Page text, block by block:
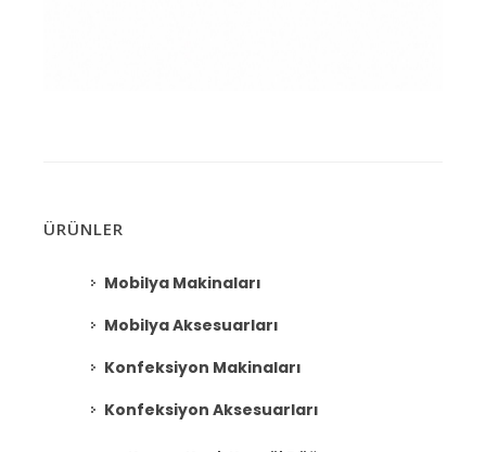
ÜRÜNLER
Mobilya Makinaları
Mobilya Aksesuarları
Konfeksiyon Makinaları
Konfeksiyon Aksesuarları